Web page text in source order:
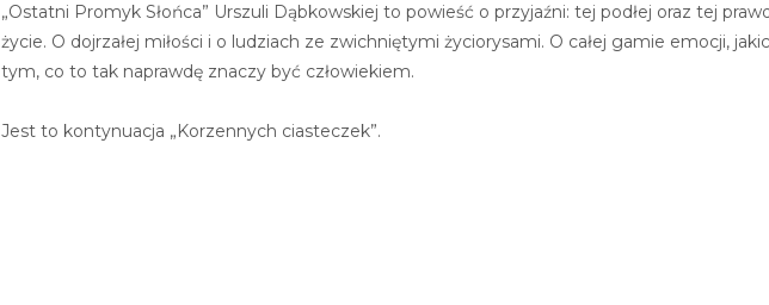
„Ostatni Promyk Słońca” Urszuli Dąbkowskiej to powieść o przyjaźni: tej podłej oraz tej
życie. O dojrzałej miłości i o ludziach ze zwichniętymi życiorysami. O całej gamie emocji,
tym, co to tak naprawdę znaczy być człowiekiem.
Jest to kontynuacja „Korzennych ciasteczek”.